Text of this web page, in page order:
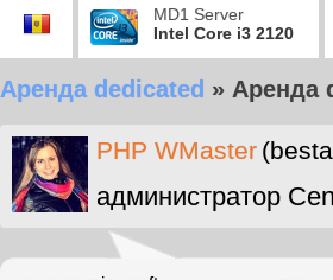
MD1 Server
Intel Core i3 2120
Аренда dedicated » Аренда
PHP WMaster
администратор